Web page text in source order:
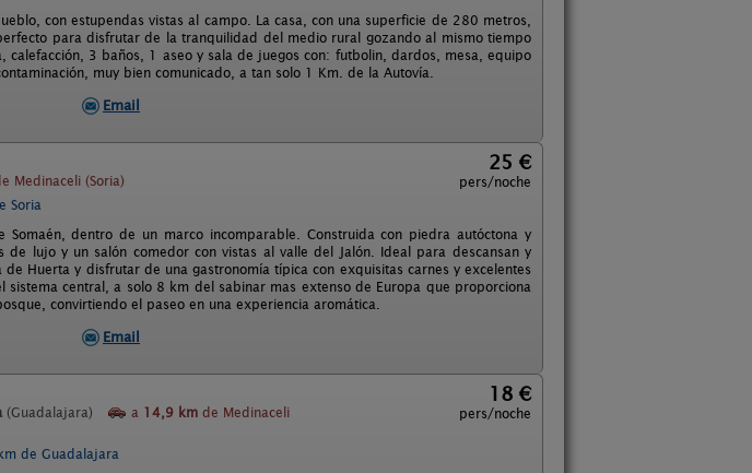
con estupendas vistas al campo. La casa, con una superficie de 280 metros,
para disfrutar de la tranquilidad del medio rural gozando al mismo tiempo
calefacción, 3 baños, 1 aseo y sala de juegos con: futbolin, dardos, mesa, equipo
muy bien comunicado, a tan solo 1 Km. de la Autovía.
Email
Medinaceli (Soria)
25 €
pers/noche
Soria
dentro de un marco incomparable. Construida con piedra autóctona y
de lujo y un salón comedor con vistas al valle del Jalón. Ideal para descansan y
Huerta y disfrutar de una gastronomía típica con exquisitas carnes y excelentes
central, a solo 8 km del sabinar mas extenso de Europa que proporciona
convirtiendo el paseo en una experiencia aromática.
Email
(Guadalajara) a 14,9 km de Medinaceli
18 €
pers/noche
de Guadalajara